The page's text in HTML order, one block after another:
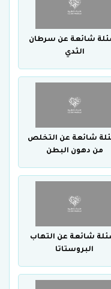
شائعة عن سرطان
الثدي
شائعة عن التخلص
من دهون البطن
شائعة عن التهاب
البروستاتا